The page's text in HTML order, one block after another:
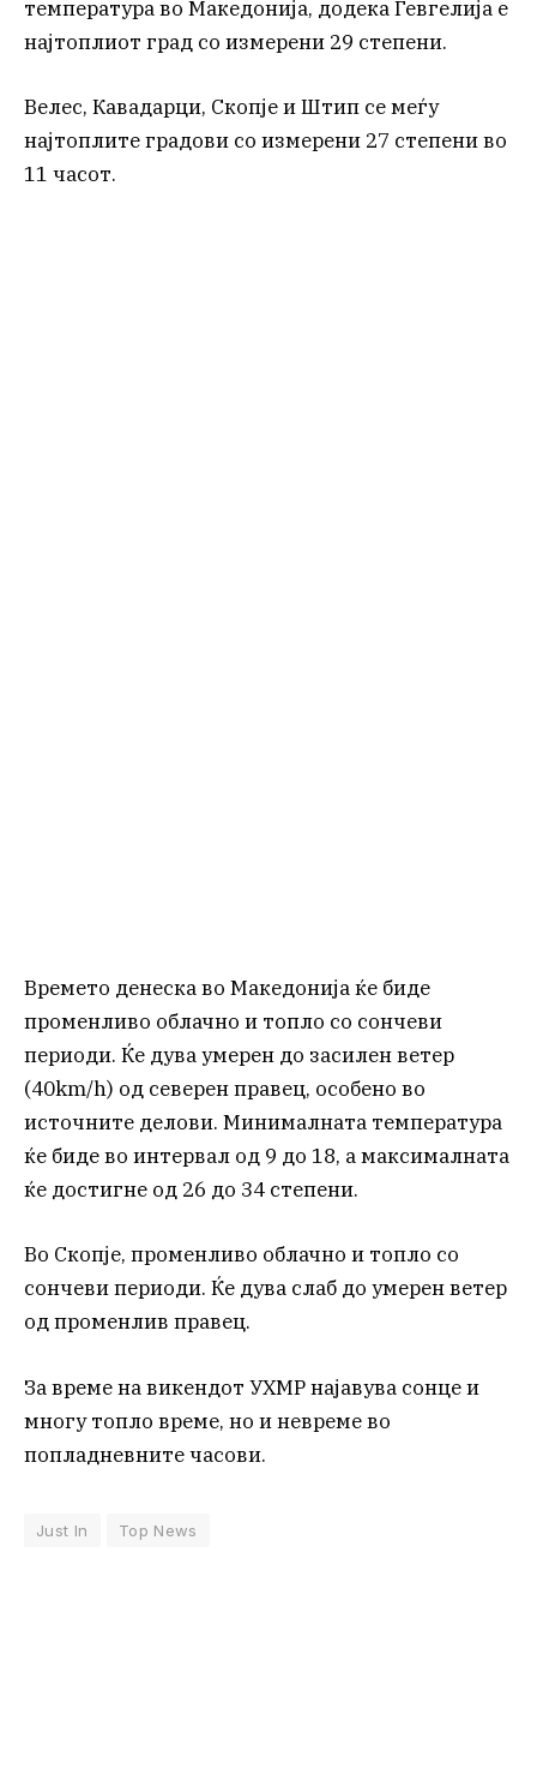
температура во Македонија, додека Гевгелија е
најтоплиот град со измерени 29 степени.
Велес, Кавадарци, Скопје и Штип се меѓу
најтоплите градови со измерени 27 степени во
11 часот.
Времето денеска во Македонија ќе биде
променливо облачно и топло со сончеви
периоди. Ќе дува умерен до засилен ветер
(40km/h) од северен правец, особено во
источните делови. Минималната температура
ќе биде во интервал од 9 до 18, а максималната
ќе достигне од 26 до 34 степени.
Во Скопје, променливо облачно и топло со
сончеви периоди. Ќе дува слаб до умерен ветер
од променлив правец.
За време на викендот УХМР најавува сонце и
многу топло време, но и невреме во
попладневните часови.
Just In Top News